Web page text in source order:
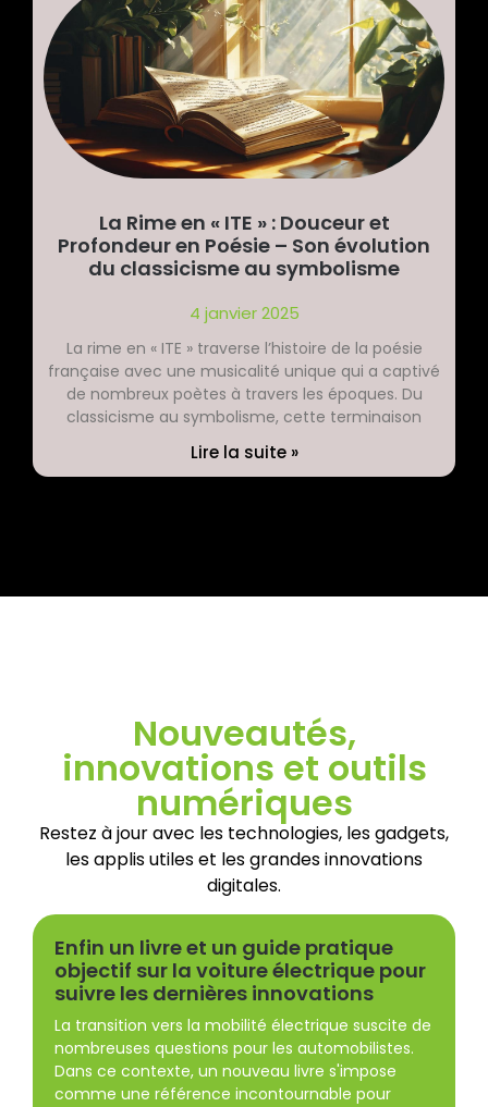
La Rime en « ITE » : Douceur et
Profondeur en Poésie – Son évolution
du classicisme au symbolisme
4 janvier 2025
La rime en « ITE » traverse l’histoire de la poésie
française avec une musicalité unique qui a captivé
de nombreux poètes à travers les époques. Du
classicisme au symbolisme, cette terminaison
Lire la suite »
Nouveautés,
innovations et outils
numériques
Restez à jour avec les technologies, les gadgets,
les applis utiles et les grandes innovations
digitales.
Enfin un livre et un guide pratique
objectif sur la voiture électrique pour
suivre les dernières innovations
La transition vers la mobilité électrique suscite de
nombreuses questions pour les automobilistes.
Dans ce contexte, un nouveau livre s'impose
comme une référence incontournable pour